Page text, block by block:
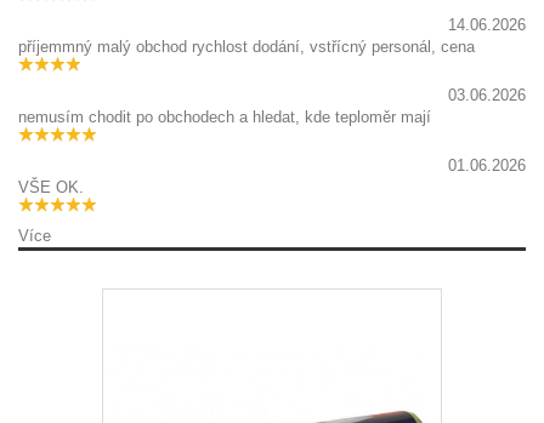
14.06.2026
příjemmný malý obchod rychlost dodání, vstřícný personál, cena
03.06.2026
nemusím chodit po obchodech a hledat, kde teploměr mají
01.06.2026
VŠE OK.
Více